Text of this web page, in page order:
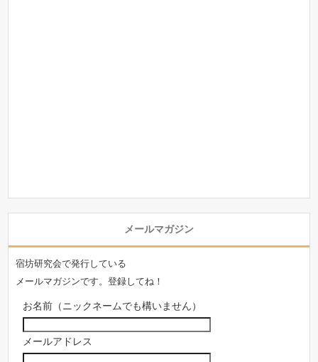
メールマガジン
宿坊研究会で発行している
メールマガジンです。登録してね！
お名前（ニックネームでも構いません）
メールアドレス